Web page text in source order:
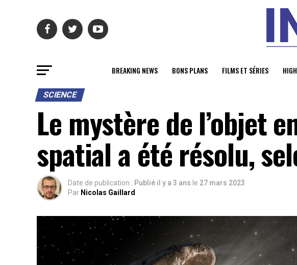
BREAKING NEWS BONS PLANS FILMS ET SÉRIES
SCIENCE
Le mystère de l’objet
spatial a été résolu,
Date de publication : Publié il y a 3 ans le 27 mars 2023
Par Nicolas Gaillard